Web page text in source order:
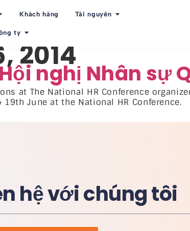
Khách hàng Tài nguyên
ty
2014
nghị Nhân sự
at The National HR Conference
June at the National HR Conference.
hệ với chúng tôi